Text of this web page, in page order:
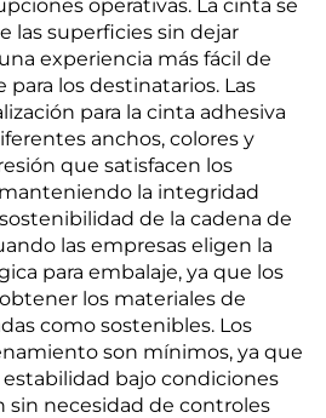
operativas. La cinta se
las superficies sin dejar
experiencia más fácil de
los destinatarios. Las
para la cinta adhesiva
anchos, colores y
que satisfacen los
la integridad
de la cadena de
las empresas eligen la
para embalaje, ya que los
los materiales de
como sostenibles. Los
son mínimos, ya que
bajo condiciones
sin necesidad de controles